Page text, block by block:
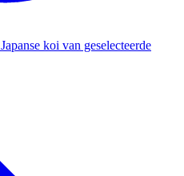
Japanse koi van geselecteerde